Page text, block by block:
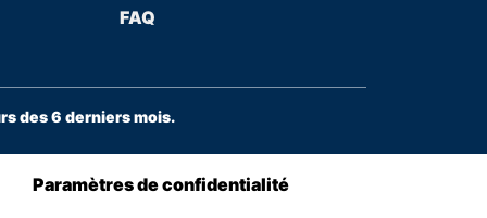
FAQ
des 6 derniers mois.
Paramètres de confidentialité